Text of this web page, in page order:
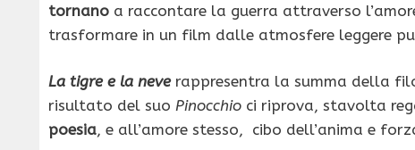
tornano a raccontare la guerra attraverso
trasformare in un film dalle atmosfere leggere
La tigre e la neve rappresentra la summa della
risultato del suo Pinocchio ci riprova, stavolta
poesia, e all’amore stesso, cibo dell’anima e